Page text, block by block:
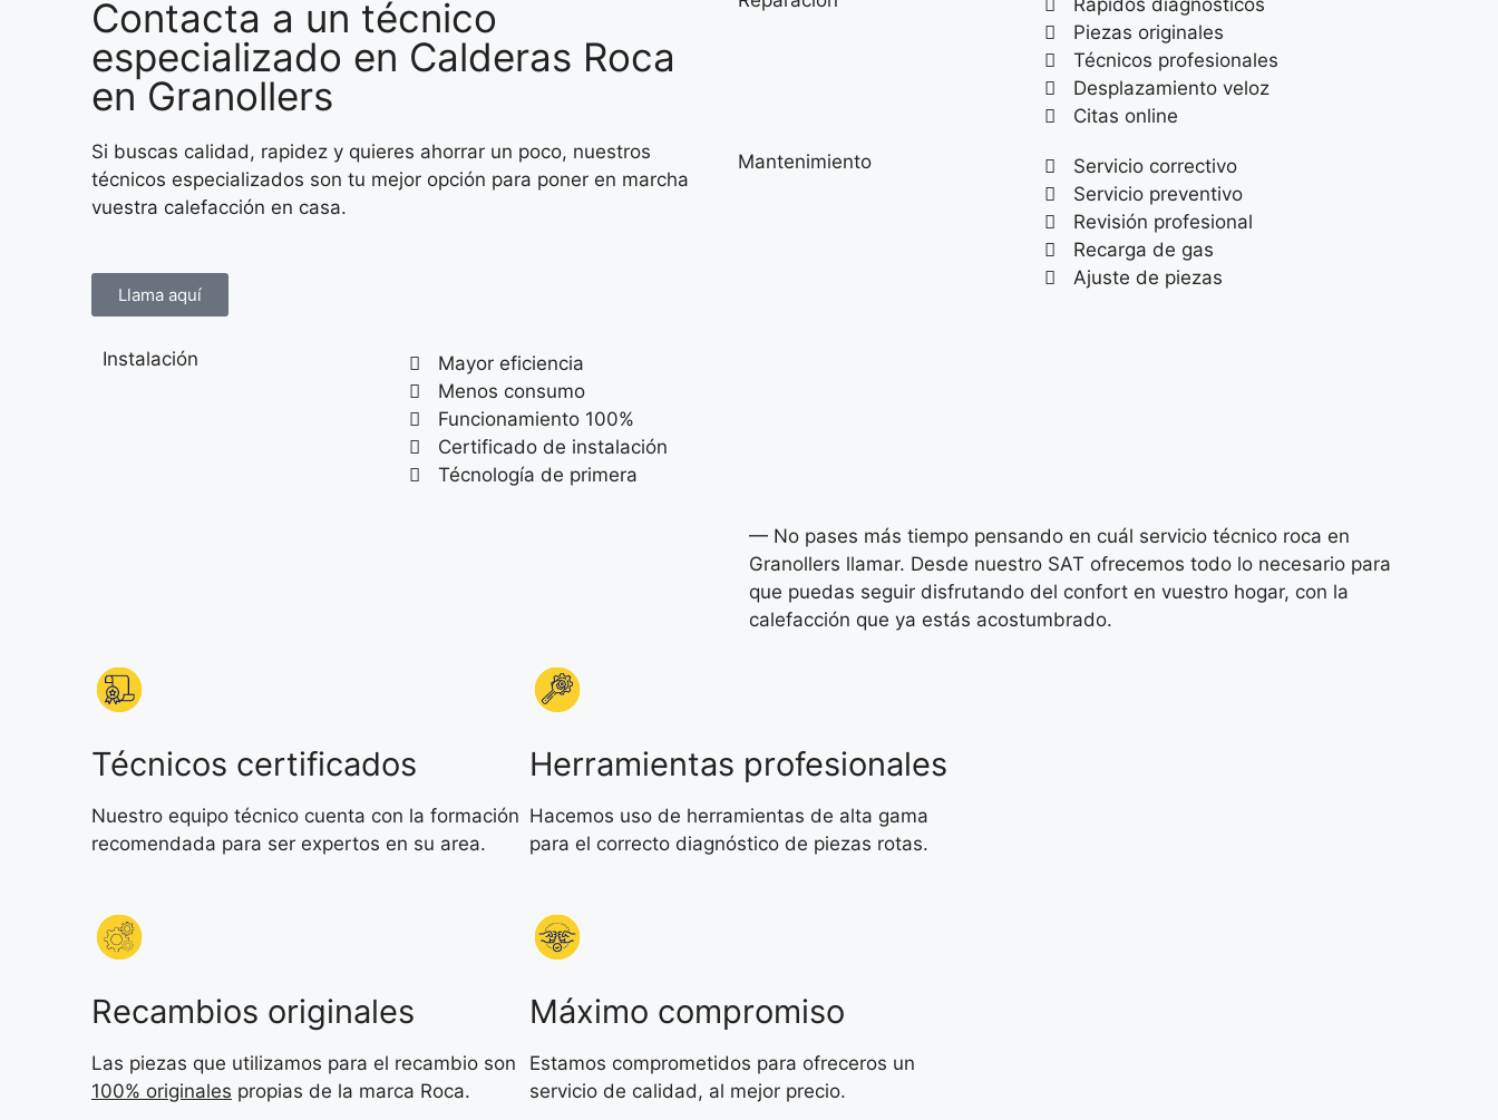
Contacta a un técnico
especializado en Calderas Roca
en Granollers
Si buscas calidad, rapidez y quieres ahorrar un poco, nuestros
técnicos especializados son tu mejor opción para poner en marcha
vuestra calefacción en casa.
Llama aquí
Instalación
Mayor eficiencia
Menos consumo
Funcionamiento 100%
Certificado de instalación
Técnología de primera
Rápidos diagnósticos
Piezas originales
Técnicos profesionales
Desplazamiento veloz
Citas online
Mantenimiento
Servicio correctivo
Servicio preventivo
Revisión profesional
Recarga de gas
Ajuste de piezas
— No pases más tiempo pensando en cuál servicio técnico roca en
Granollers llamar. Desde nuestro SAT ofrecemos todo lo necesario para
que puedas seguir disfrutando del confort en vuestro hogar, con la
calefacción que ya estás acostumbrado.
Técnicos certificados
Nuestro equipo técnico cuenta con la formación
recomendada para ser expertos en su area.
Recambios originales
Las piezas que utilizamos para el recambio son
100% originales propias de la marca Roca.
Herramientas profesionales
Hacemos uso de herramientas de alta gama
para el correcto diagnóstico de piezas rotas.
Máximo compromiso
Estamos comprometidos para ofreceros un
servicio de calidad, al mejor precio.